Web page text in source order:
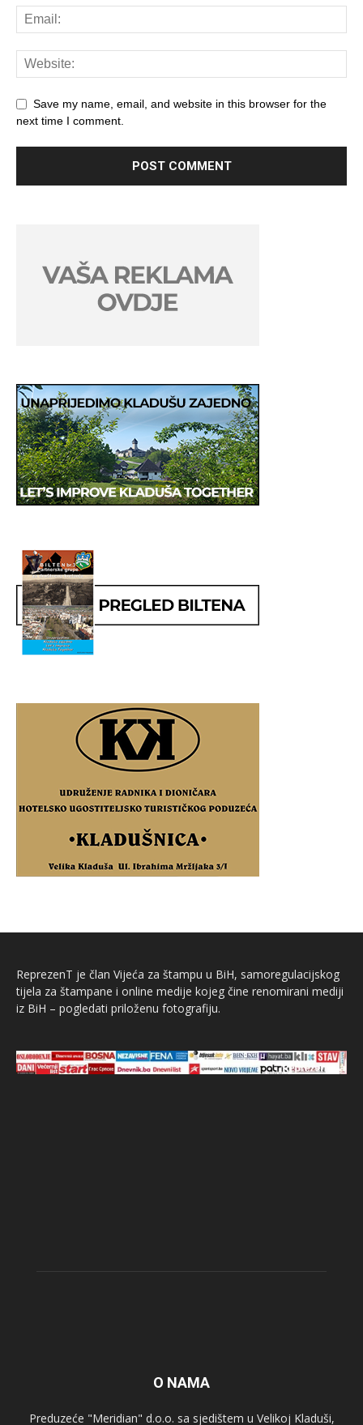
Save my name, email, and website in this browser for the
next time I comment.
ReprezenT je član Vijeća za štampu u BiH, samoregulacijskog
tijela za štampane i online medije kojeg čine renomirani mediji
iz BiH – pogledati priloženu fotografiju.
O NAMA
Preduzeće "Meridian" d.o.o. sa sjedištem u Velikoj Kladuši,